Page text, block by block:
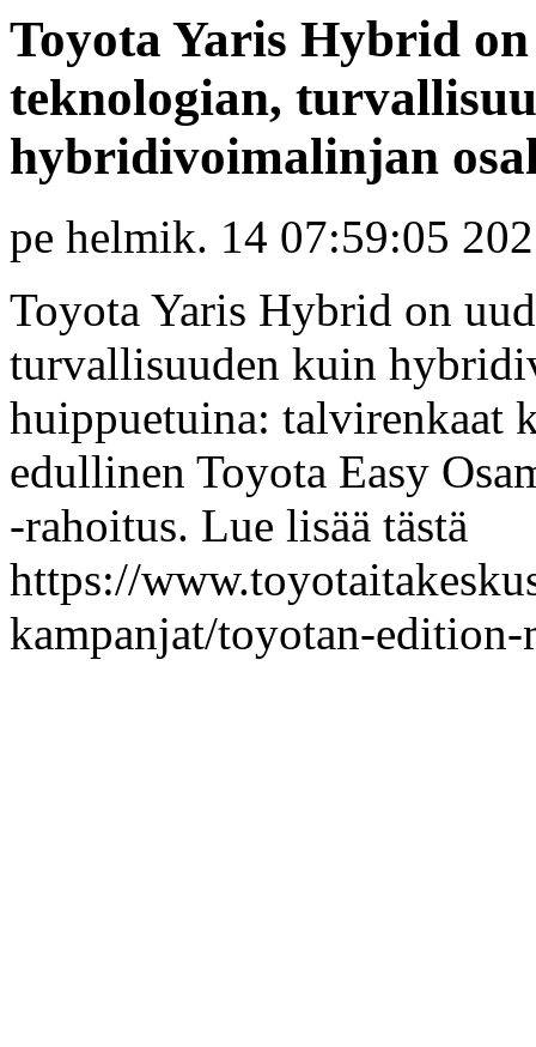
Toyota Yaris Hybrid
teknologian,
hybridivoimalinjan
pe helmik. 14 07:59:05
Toyota Yaris Hybrid on
turvallisuuden kuin
huippuetuina: talvirenkaat
edullinen Toyota Easy
-rahoitus. Lue lisää tästä
https://
kampanjat/toyotan-